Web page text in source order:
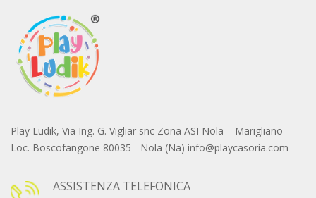
Play Ludik, Via Ing. G. Vigliar snc Zona ASI Nola – Marigliano -
Loc. Boscofangone 80035 - Nola (Na) info@playcasoria.com
ASSISTENZA TELEFONICA